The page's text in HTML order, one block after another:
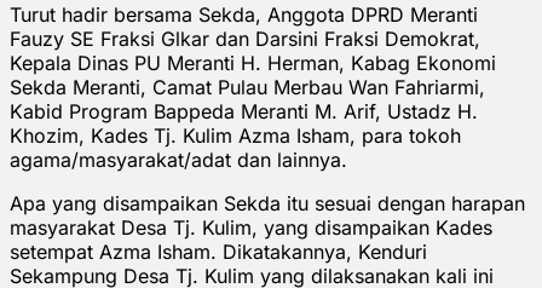
Turut hadir bersama Sekda, Anggota DPRD Meranti
Fauzy SE Fraksi Glkar dan Darsini Fraksi Demokrat,
Kepala Dinas PU Meranti H. Herman, Kabag Ekonomi
Sekda Meranti, Camat Pulau Merbau Wan Fahriarmi,
Kabid Program Bappeda Meranti M. Arif, Ustadz H.
Khozim, Kades Tj. Kulim Azma Isham, para tokoh
agama/masyarakat/adat dan lainnya.
Apa yang disampaikan Sekda itu sesuai dengan harapan
masyarakat Desa Tj. Kulim, yang disampaikan Kades
setempat Azma Isham. Dikatakannya, Kenduri
Sekampung Desa Tj. Kulim yang dilaksanakan kali ini